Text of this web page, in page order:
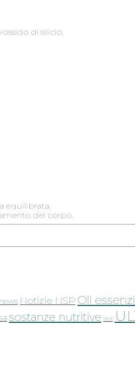
di silicio.
equilibrata.
del corpo.
news Notizie NSP Oli
sostanze nutritive test